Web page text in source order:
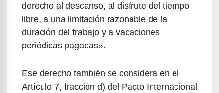
derecho al descanso, al disfrute del tiempo
libre, a una limitación razonable de la
duración del trabajo y a vacaciones
periódicas pagadas».
Ese derecho también se considera en el
Artículo 7, fracción d) del Pacto Internacional